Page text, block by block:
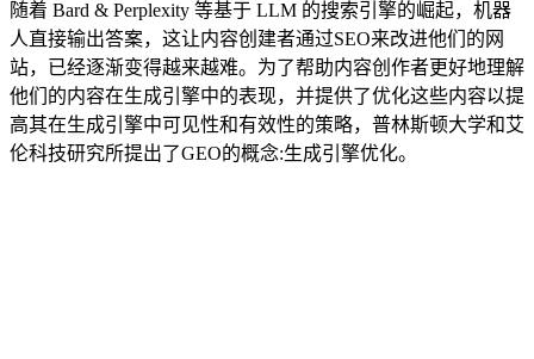
随着 Bard & Perplexity 等基于 LLM 的搜索引擎的崛起，机器
人直接输出答案，这让内容创建者通过SEO来改进他们的网
站，已经逐渐变得越来越难。为了帮助内容创作者更好地理解
他们的内容在生成引擎中的表现，并提供了优化这些内容以提
高其在生成引擎中可见性和有效性的策略，普林斯顿大学和艾
伦科技研究所提出了GEO的概念:生成引擎优化。